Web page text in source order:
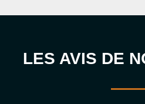
LES AVIS DE